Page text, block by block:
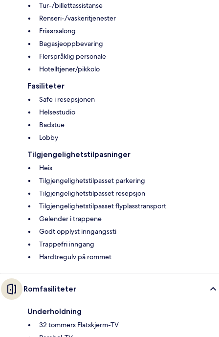
Tur-/billettassistanse
Renseri-/vaskeritjenester
Frisørsalong
Bagasjeoppbevaring
Flerspråklig personale
Hotelltjener/pikkolo
Fasiliteter
Safe i resepsjonen
Helsestudio
Badstue
Lobby
Tilgjengelighetstilpasninger
Heis
Tilgjengelighetstilpasset parkering
Tilgjengelighetstilpasset resepsjon
Tilgjengelighetstilpasset flyplasstransport
Gelender i trappene
Godt opplyst inngangssti
Trappefri inngang
Hardtregulv på rommet
Romfasiliteter
Underholdning
32 tommers Flatskjerm-TV